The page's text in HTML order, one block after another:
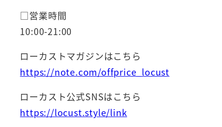
□営業時間
10:00-21:00
ローカストマガジンはこちら
https://note.com/offprice_locust
ローカスト公式SNSはこちら
https://locust.style/link